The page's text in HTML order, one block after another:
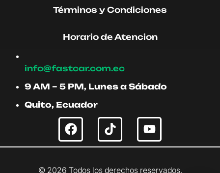
Términos y Condiciones
Horario de Atencion
info@fastcar.com.ec
9 AM – 5 PM, Lunes a Sábado
Quito, Ecuador
© 2026 Todos los derechos reservados.